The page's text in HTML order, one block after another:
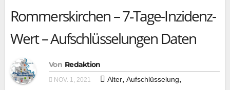
Rommerskirchen – 7‑Tage-Inzidenz-
Wert – Aufschlüsselungen Daten
Von Redaktion
NOV. 1, 2021 Alter, Aufschlüsselung,